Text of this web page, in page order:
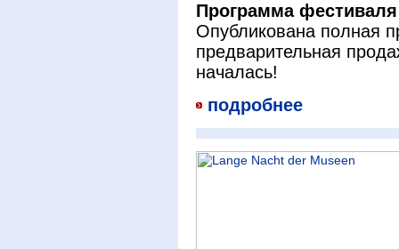
Программа фестиваля
Опубликована полная
предварительная
началась!
подробнее